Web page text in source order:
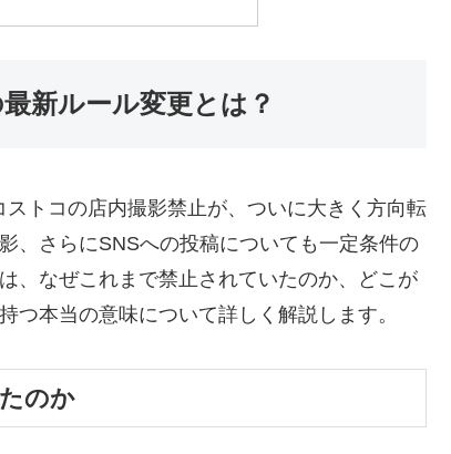
新ルール変更とは？
トコの店内撮影禁止が、ついに大きく方向転
、さらにSNSへの投稿についても一定条件の
、なぜこれまで禁止されていたのか、どこが
つ本当の意味について詳しく解説します。
のか